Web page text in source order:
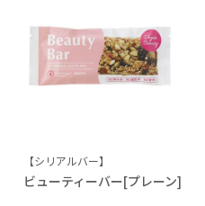
【シリアルバー】
ビューティーバー[プレーン]